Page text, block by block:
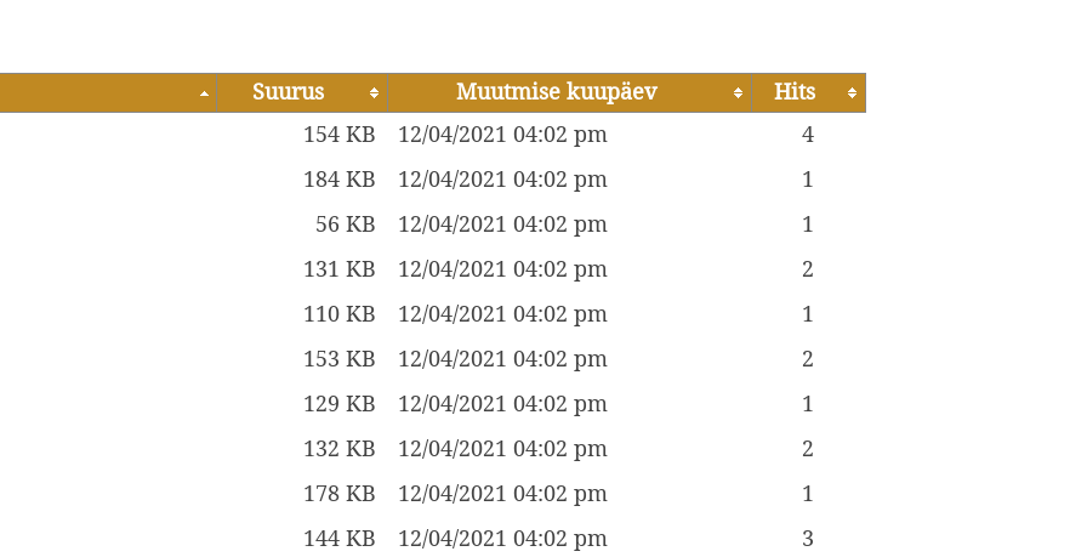
Suurus Muutmise kuupäev
Hits
154 KB
12/04/2021 04:02 pm
4
184 KB
12/04/2021 04:02 pm
1
56 KB
12/04/2021 04:02 pm
1
131 KB
12/04/2021 04:02 pm
2
110 KB
12/04/2021 04:02 pm
1
153 KB
12/04/2021 04:02 pm
2
129 KB
12/04/2021 04:02 pm
1
132 KB
12/04/2021 04:02 pm
2
178 KB
12/04/2021 04:02 pm
1
144 KB
12/04/2021 04:02 pm 3